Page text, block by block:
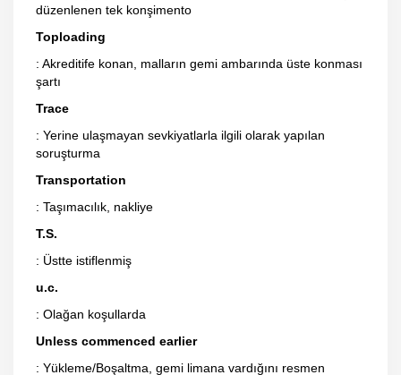
düzenlenen tek konşimento
Toploading
: Akreditife konan, malların gemi ambarında üste konması
şartı
Trace
: Yerine ulaşmayan sevkiyatlarla ilgili olarak yapılan
soruşturma
Transportation
: Taşımacılık, nakliye
T.S.
: Üstte istiflenmiş
u.c.
: Olağan koşullarda
Unless commenced earlier
: Yükleme/Boşaltma, gemi limana vardığını resmen